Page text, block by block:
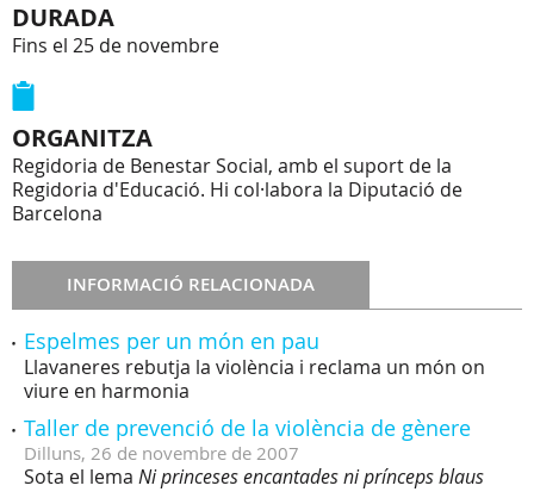
DURADA
Fins el 25 de novembre
ORGANITZA
Regidoria de Benestar Social, amb el suport de la
Regidoria d'Educació. Hi col·labora la Diputació de
Barcelona
INFORMACIÓ RELACIONADA
Espelmes per un món en pau
Llavaneres rebutja la violència i reclama un món on
viure en harmonia
Taller de prevenció de la violència de gènere
Dilluns, 26 de novembre de 2007
Sota el lema Ni princeses encantades ni prínceps blaus